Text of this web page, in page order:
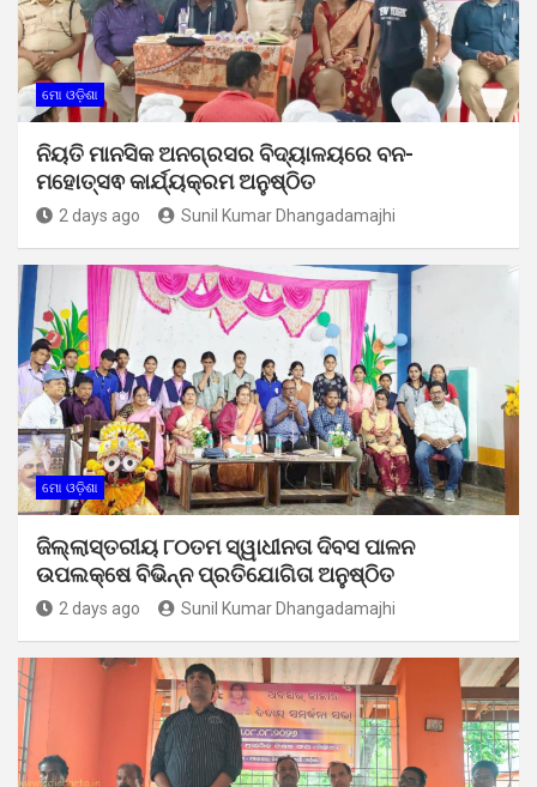
ମୋ ଓଡ଼ିଶା
ନିୟତି ମାନସିକ ଅନଗ୍ରସର ବିଦ୍ୟାଳୟରେ ବନ-
ମହୋତ୍ସଵ କାର୍ଯ୍ୟକ୍ରମ ଅନୁଷ୍ଠିତ
2 days ago Sunil Kumar Dhangadamajhi
ମୋ ଓଡ଼ିଶା
ଜିଲ୍ଲାସ୍ତରୀୟ ୮୦ତମ ସ୍ୱାଧୀନତା ଦିବସ ପାଳନ
ଉପଲକ୍ଷେ ବିଭିନ୍ନ ପ୍ରତିଯୋଗିତା ଅନୁଷ୍ଠିତ
2 days ago Sunil Kumar Dhangadamajhi